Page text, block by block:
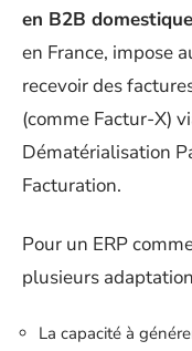
en B2B domestique
en France, impose
recevoir des
(comme Factur-X)
Dématérialisation
Facturation.
Pour un ERP
plusieurs
La capacité à